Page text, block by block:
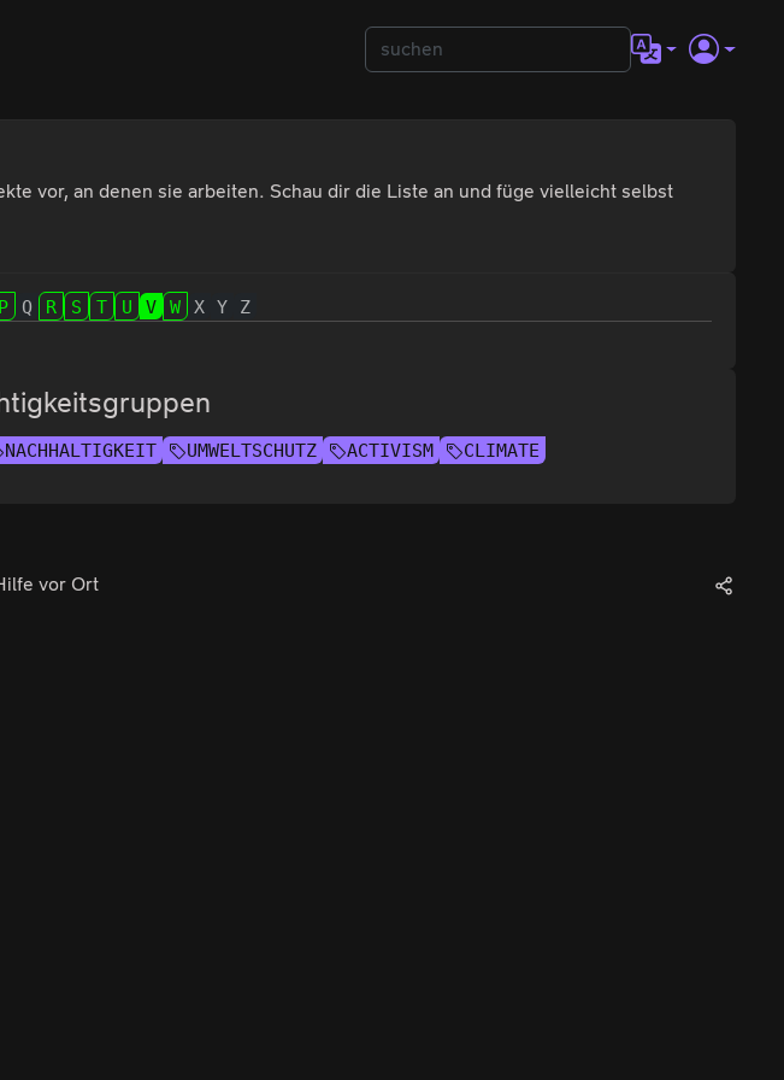
vor, an denen sie arbeiten. Schau dir die Liste an und füge vielleicht selbst
P Q R S T U V W X Y
Z
NACHHALTIGKEIT UMWELTSCHUTZ ACTIVISM
CLIMATE
vor Ort